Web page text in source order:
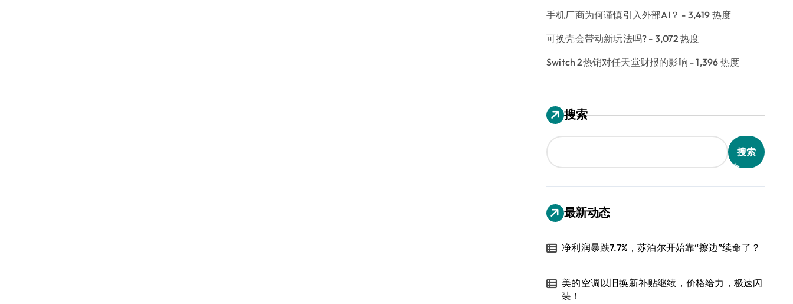
手机厂商为何谨慎引入外部AI？ - 3,419 热度
可换壳会带动新玩法吗? - 3,072 热度
Switch 2热销对任天堂财报的影响 - 1,396 热度
搜索
搜索
最新动态
净利润暴跌7.7%，苏泊尔开始靠“擦边”续命了？
美的空调以旧换新补贴继续，价格给力，极速闪
装！